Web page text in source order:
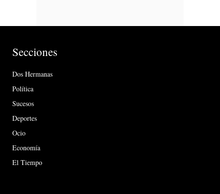
Secciones
Dos Hermanas
Política
Sucesos
Deportes
Ocio
Economía
El Tiempo